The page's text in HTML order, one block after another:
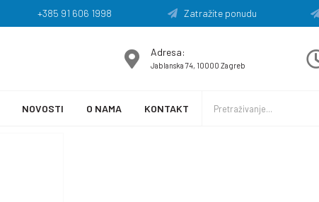
+385 91 606 1998 Zatražite ponudu
Adresa:
Jablanska 74, 10000 Zagreb
NOVOSTI O NAMA KONTAKT